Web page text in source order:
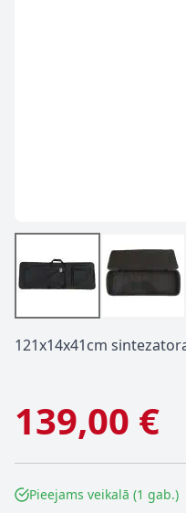
121x14x41cm
139,00 €
Pieejams veikalā (1 gab.)